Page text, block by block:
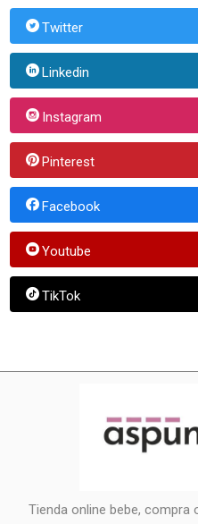
Twitter
Linkedin
Instagram
Pinterest
Facebook
Youtube
TikTok
Tienda online bebe, compra